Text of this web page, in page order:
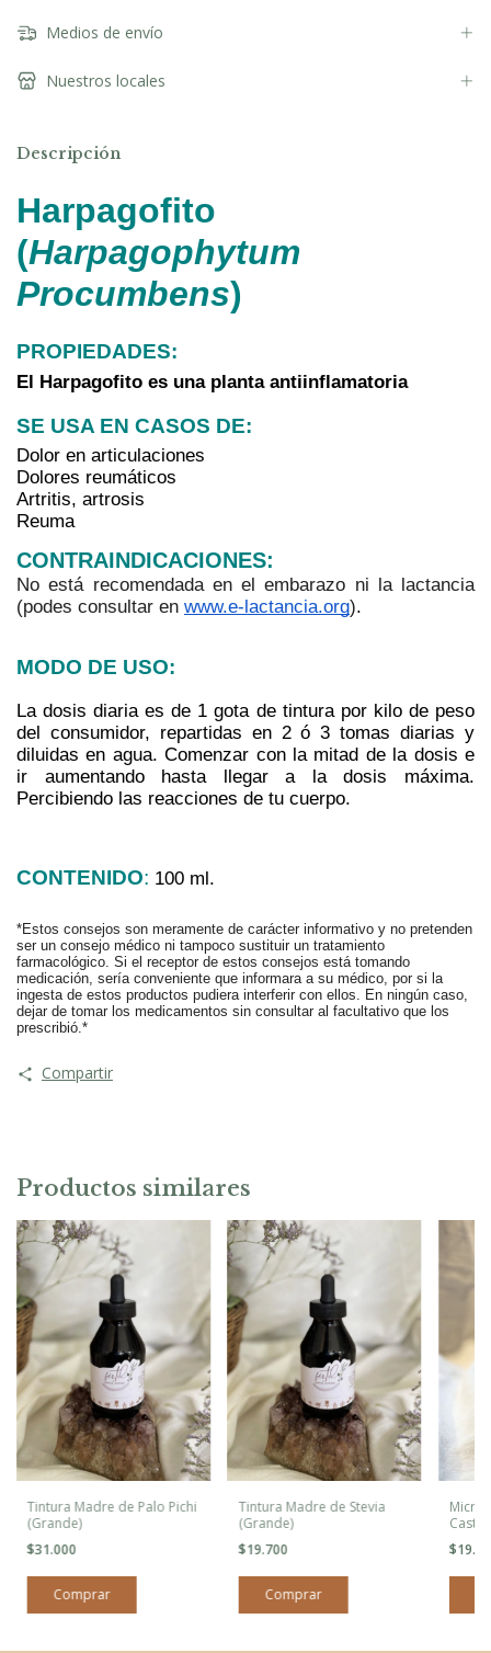
Medios de envío
Nuestros locales
Descripción
Harpagofito
(Harpagophytum
Procumbens)
PROPIEDADES:
El Harpagofito es una planta antiinflamatoria
SE USA EN CASOS DE:
Dolor en articulaciones
Dolores reumáticos
Artritis, artrosis
Reuma
CONTRAINDICACIONES:
No está recomendada en el embarazo ni la lactancia
(podes consultar en www.e-lactancia.org).
MODO DE USO:
La dosis diaria es de 1 gota de tintura por kilo de peso
del consumidor, repartidas en 2 ó 3 tomas diarias y
diluidas en agua. Comenzar con la mitad de la dosis e
ir aumentando hasta llegar a la dosis máxima.
Percibiendo las reacciones de tu cuerpo.
CONTENIDO: 100 ml.
*Estos consejos son meramente de carácter informativo y no pretenden
ser un consejo médico ni tampoco sustituir un tratamiento
farmacológico. Si el receptor de estos consejos está tomando
medicación, sería conveniente que informara a su médico, por si la
ingesta de estos productos pudiera interferir con ellos. En ningún caso,
dejar de tomar los medicamentos sin consultar al facultativo que los
prescribió.*
Compartir
Productos similares
Tintura Madre de Palo Pichi
(Grande)
$31.000
Tintura Madre de Stevia
(Grande)
$19.700
Castus